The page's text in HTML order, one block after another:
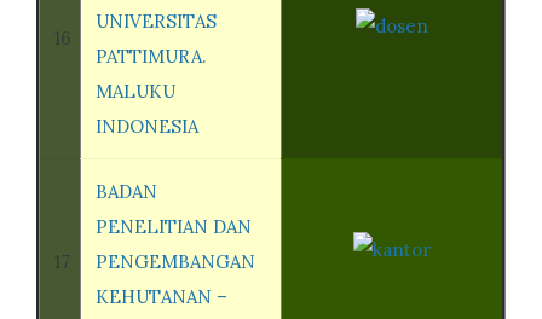
16
UNIVERSITAS
PATTIMURA.
MALUKU
INDONESIA
17
BADAN
PENELITIAN DAN
PENGEMBANGAN
KEHUTANAN –